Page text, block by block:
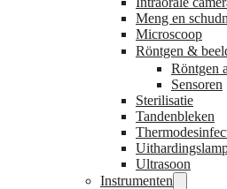
Meng en
Microscoop
Röntgen &
Röntgen
Sensoren
Sterilisatie
Tandenbleken
Ultrasoon
Instrumenten